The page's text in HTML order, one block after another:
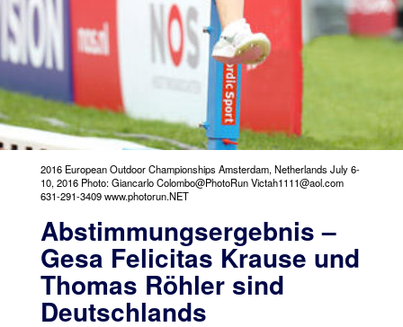
2016 European Outdoor Championships Amsterdam, Netherlands July 6-
10, 2016 Photo: Giancarlo Colombo@PhotoRun Victah1111@aol.com
631-291-3409 www.photorun.NET
Abstimmungsergebnis –
Gesa Felicitas Krause und
Thomas Röhler sind
Deutschlands